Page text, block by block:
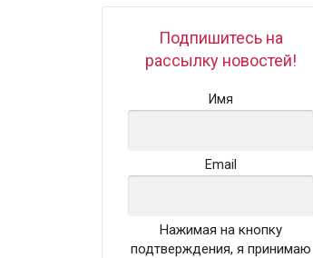
Подпишитесь на
рассылку новостей!
Имя
Email
Нажимая на кнопку
подтверждения, я принимаю